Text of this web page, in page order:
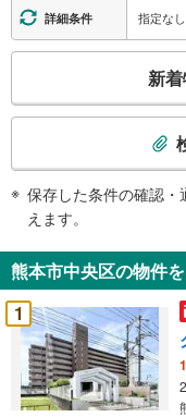
詳細条件 指定なし
検
知
を
受
け
取
る
・
新
保存した条件の確認
えます。
熊本市中央区の物件
1